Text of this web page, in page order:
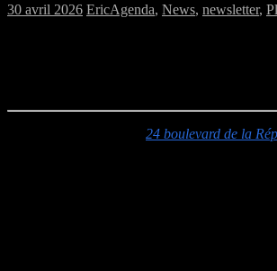
30 avril 2026 EricAgenda, News, newsletter,
24 boulevard de la